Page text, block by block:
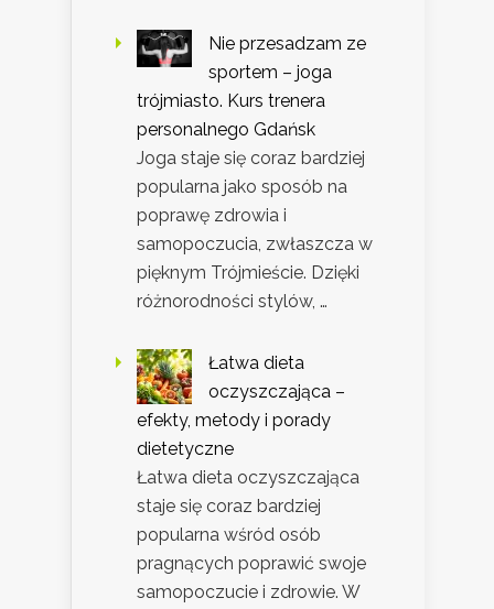
Nie przesadzam ze
sportem – joga
trójmiasto. Kurs trenera
personalnego Gdańsk
Joga staje się coraz bardziej
popularna jako sposób na
poprawę zdrowia i
samopoczucia, zwłaszcza w
pięknym Trójmieście. Dzięki
różnorodności stylów, …
Łatwa dieta
oczyszczająca –
efekty, metody i porady
dietetyczne
Łatwa dieta oczyszczająca
staje się coraz bardziej
popularna wśród osób
pragnących poprawić swoje
samopoczucie i zdrowie. W